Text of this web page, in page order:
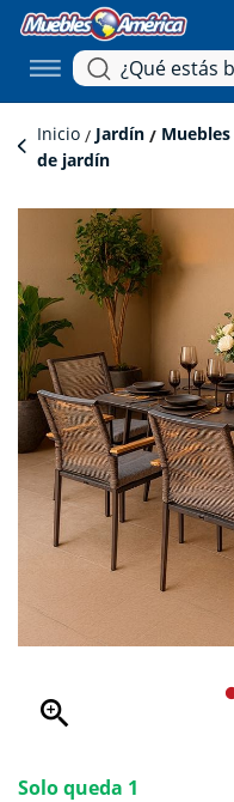
Inicio Jardín
de jardín
zoom_in
Solo queda 1